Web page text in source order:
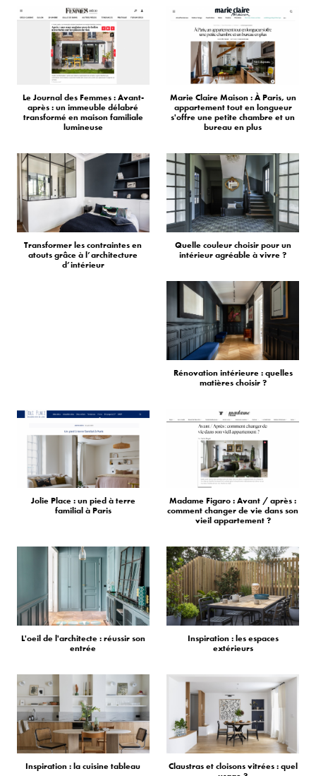
Le Journal des Femmes : Avant-
après : un immeuble délabré
transformé en maison familiale
lumineuse
Marie Claire Maison : À Paris, un
appartement tout en longueur
s'offre une petite chambre et un
bureau en plus
Transformer les contraintes en
atouts grâce à l’architecture
d’intérieur
Quelle couleur choisir pour un
intérieur agréable à vivre ?
Rénovation intérieure : quelles
matières choisir ?
Jolie Place : un pied à terre
familial à Paris
Madame Figaro : Avant / après :
comment changer de vie dans son
vieil appartement ?
L'oeil de l'architecte : réussir son
entrée
Inspiration : les espaces
extérieurs
Inspiration : la cuisine tableau
Claustras et cloisons vitrées : quel